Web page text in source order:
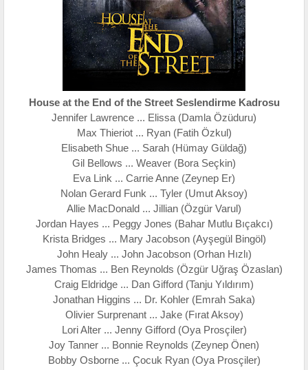
House at the End of the Street Seslendirme Kadrosu
Jennifer Lawrence ... Elissa (Damla Özüduru)
Max Thieriot ... Ryan (Fatih Özkul)
Elisabeth Shue ... Sarah (Hümay Güldağ)
Gil Bellows ... Weaver (Bora Seçkin)
Eva Link ... Carrie Anne (Zeynep Er)
Nolan Gerard Funk ... Tyler (Umut Aksoy)
Allie MacDonald ... Jillian (Özgür Varul)
Jordan Hayes ... Peggy Jones (Bahar Mutlu Bıçakcı)
Krista Bridges ... Mary Jacobson (Ayşegül Bingöl)
John Healy ... John Jacobson (Orhan Hızlı)
James Thomas ... Ben Reynolds (Özgür Uğraş Özaslan)
Craig Eldridge ... Dan Gifford (Tanju Yıldırım)
Jonathan Higgins ... Dr. Kohler (Emrah Saka)
Olivier Surprenant ... Jake (Fırat Aksoy)
Lori Alter ... Jenny Gifford (Oya Prosçiler)
Joy Tanner ... Bonnie Reynolds (Zeynep Önen)
Bobby Osborne ... Çocuk Ryan (Oya Prosçiler)